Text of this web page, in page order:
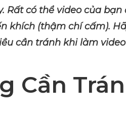
Rất có thể video của
khích (thậm chí cấm).
cần tránh khi làm
Cần